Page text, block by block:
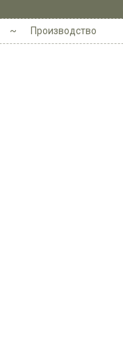
Производство